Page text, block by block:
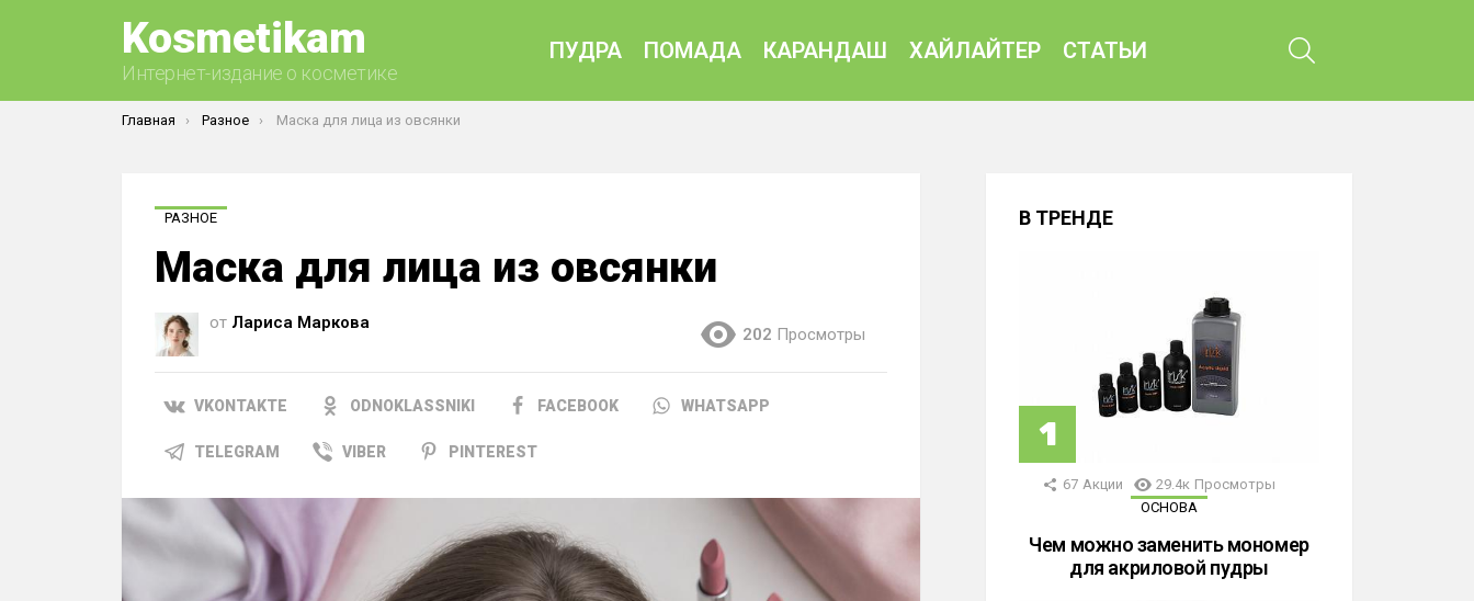
Kosmetikam
Интернет-издание о косметике
ПУДРА ПОМАДА КАРАНДАШ ХАЙЛАЙТЕР СТАТЬИ
Вы здесь:
Главная Разное Маска для лица из овсянки
РАЗНОЕ
Маска для лица из овсянки
от Лариса Маркова
202 Просмотры
VKONTAKTE ODNOKLASSNIKI FACEBOOK WHATSAPP
TELEGRAM VIBER PINTEREST
В ТРЕНДЕ
67 Акции 29.4к Просмотры
ОСНОВА
Чем можно заменить мономер
для акриловой пудры